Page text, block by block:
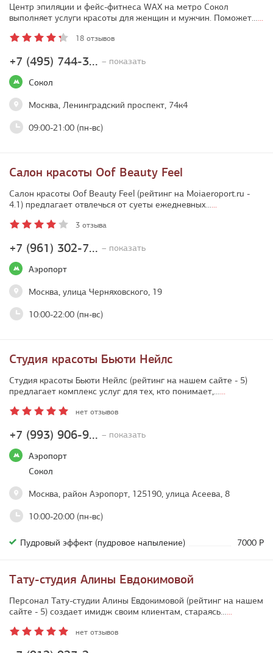
+7 (495) 744-3... – показать
Сокол
Москва, Ленинградский проспект, 74к4
09:00-21:00 (пн-вс)
Центр эпиляции и фейс-фитнеса WAX на метро Сокол
выполняет услуги красоты для женщин и мужчин. Поможет…...
18 отзывов
Салон красоты Oof Beauty Feel
+7 (961) 302-7... – показать
Аэропорт
Москва, улица Черняховского, 19
10:00-22:00 (пн-вс)
Салон красоты Oof Beauty Feel (рейтинг на Moiaeroport.ru -
4.1) предлагает отвлечься от суеты ежедневных…...
3 отзыва
Студия красоты Бьюти Нейлс
+7 (993) 906-9... – показать
Аэропорт
Сокол
Москва, район Аэропорт, 125190, улица Асеева, 8
10:00-20:00 (пн-вс)
Студия красоты Бьюти Нейлс (рейтинг на нашем сайте - 5)
предлагает комплекс услуг для тех, кто понимает,…...
нет отзывов
Пудровый эффект (пудровое напыление) 7000 Р
Тату-студия Алины Евдокимовой
Персонал Тату-студии Алины Евдокимовой (рейтинг на нашем
сайте - 5) создает имидж своим клиентам, стараясь…...
нет отзывов